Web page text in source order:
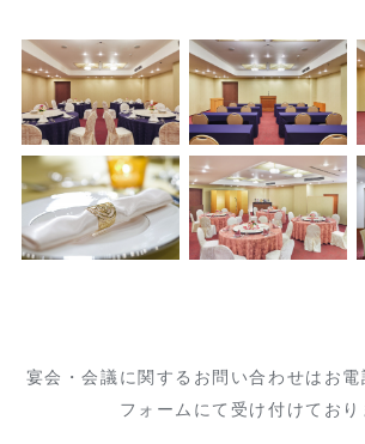
宴会・会議に関するお問い合わせはお
フォームにて受け付けており